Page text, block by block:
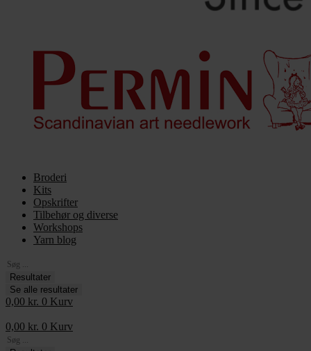
Broderi
Kits
Opskrifter
Tilbehør og diverse
Workshops
Yarn blog
Search
...Resultater
Se alle resultater
0,00 kr. 0 Kurv
0,00 kr. 0 Kurv
Search